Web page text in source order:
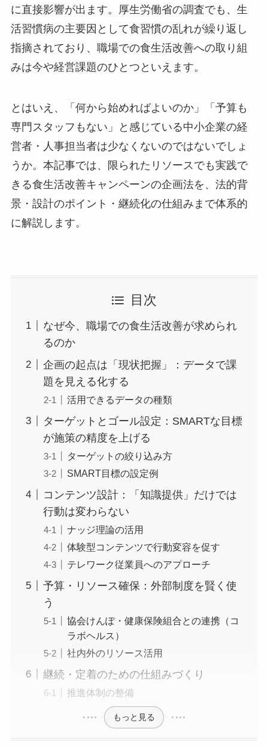
に直接影響が出ます。厚生労働省の調査でも、生
活習慣病の主要因として食習慣の乱れが繰り返し
指摘されており、職場での食生活改善への取り組
みは今や経営課題のひとつといえます。
とはいえ、「何から始めればよいのか」「予算も
専門スタッフもない」と感じている中小企業の経
営者・人事担当者は少なくないのではないでしょ
うか。本記事では、限られたリソースでも実践で
きる食生活改善キャンペーンの企画法を、法的背
景・設計のポイント・継続化の仕組みまで体系的
に解説します。
目次
なぜ今、職場での食生活改善が求められ
るのか
企画の起点は「現状把握」：データで課
題を見える化する
活用できるデータの種類
ターゲットとゴール設定：SMARTな目標
が施策の精度を上げる
ターゲットの絞り込み方
SMART目標の設定例
コンテンツ設計：「知識提供」だけでは
行動は変わらない
ナッジ理論の活用
体験型コンテンツで行動変容を促す
テレワーク従業員へのアプローチ
予算・リソース確保：外部制度を賢く使
う
協会けんぽ・健康保険組合との連携（コ
ラボヘルス）
社内外のリソース活用
継続・定着のための仕組みづくり
推進体制の整備
もっと見る